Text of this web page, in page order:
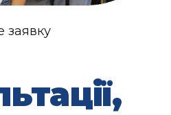
заявку